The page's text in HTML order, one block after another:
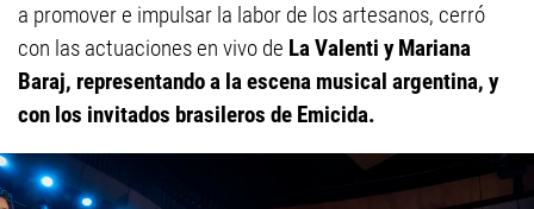
a promover e impulsar la labor de los artesanos, cerró
con las actuaciones en vivo de La Valenti y Mariana
Baraj, representando a la escena musical argentina, y
con los invitados brasileros de Emicida.